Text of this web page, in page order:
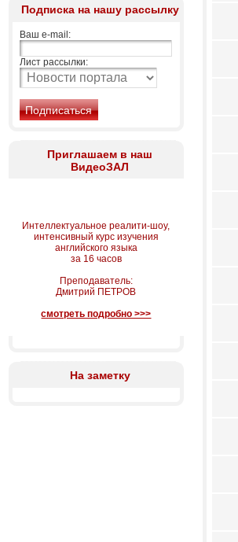
Подписка на нашу рассылку
Ваш e-mail:
Лист рассылки:
Приглашаем в наш
ВидеоЗАЛ
Интеллектуальное реалити-шоу,
интенсивный курс изучения
английского языка
за 16 часов
Преподаватель:
Дмитрий ПЕТРОВ
смотреть подробно >>>
На заметку